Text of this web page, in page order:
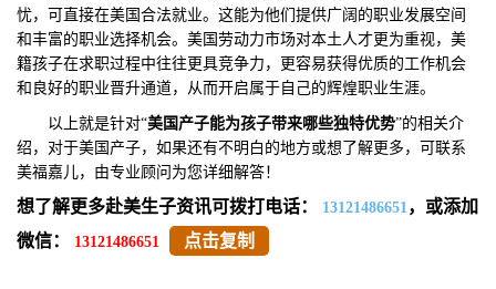
忧，可直接在美国合法就业。这能为他们提供广阔的职业发展空间
和丰富的职业选择机会。美国劳动力市场对本土人才更为重视，美
籍孩子在求职过程中往往更具竞争力，更容易获得优质的工作机会
和良好的职业晋升通道，从而开启属于自己的辉煌职业生涯。
以上就是针对“美国产子能为孩子带来哪些独特优势”的相关介
绍，对于美国产子，如果还有不明白的地方或想了解更多，可联系
美福嘉儿，由专业顾问为您详细解答！
想了解更多赴美生子资讯可拨打电话： 13121486651 ，或添加
微信：
13121486651 点击复制